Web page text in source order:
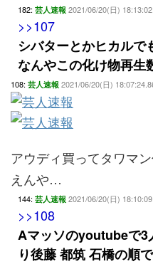
182: 芸人速報 2021/06/20(日)
>>107
シバターとかヒカルで
なんやこの化け物再生
108: 芸人速報 2021/06/20(日)
アウディ買ってタワマ
えんや…
144: 芸人速報 2021/06/20(日)
>>108
Aマッソのyoutubeで3
り後藤 都筑 石橋の順